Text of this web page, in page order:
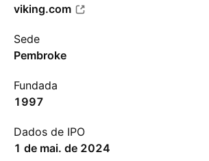
viking.com
Sede
Pembroke
Fundada
1997
Dados de IPO
1 de mai. de 2024